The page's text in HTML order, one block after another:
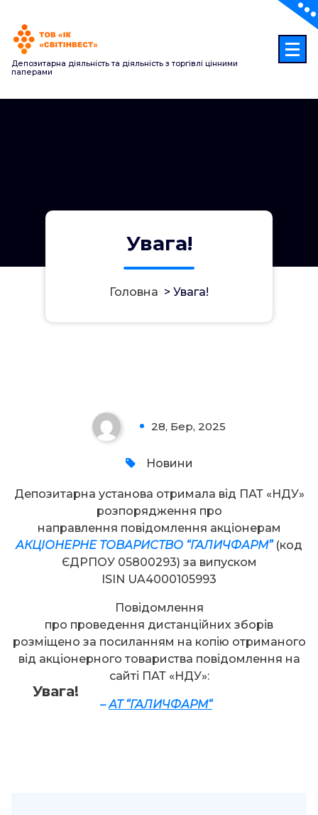
контенту
Депозитарна діяльність та діяльність з торгівлі цінними
паперами
Увага!
Головна > Увага!
28, Бер, 2025
Новини
Увага!
Депозитарна установа отримала від ПАТ «НДУ»
розпорядження про
направлення повідомлення акціонерам
АКЦІОНЕРНЕ ТОВАРИСТВО “ГАЛИЧФАРМ” (код
ЄДРПОУ 05800293) за випуском
ISIN UA4000105993
Повідомлення
про проведення дистанційних зборів
розміщено за посиланням на копію отриманого
від акціонерного товариства повідомлення на
сайті ПАТ «НДУ»:
–АТ “ГАЛИЧФАРМ“